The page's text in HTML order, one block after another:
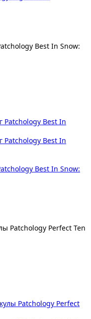
Best In Snow:
Best In Snow:
Patchology Perfect Ten